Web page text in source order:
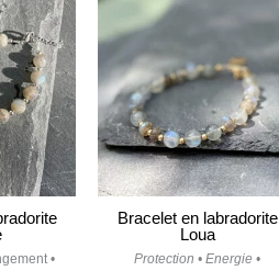
•
Bracelet en labradorite
Loua
Protection • Energie •